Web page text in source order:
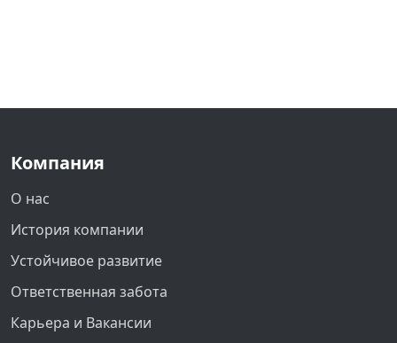
Компания
О нас
История компании
Устойчивое развитие
Ответственная забота
Карьера и Вакансии